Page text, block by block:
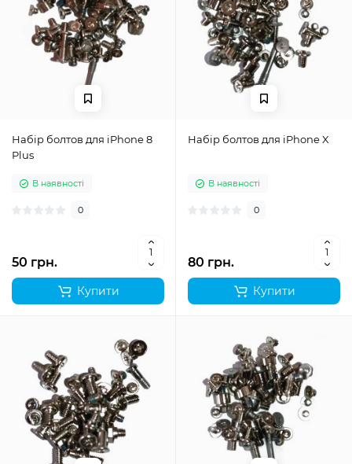
Набір болтов для iPhone 8
Plus
В наявності
0
50 грн.
Купити
Набір болтов для iPhone X
В наявності
0
80 грн.
Купити